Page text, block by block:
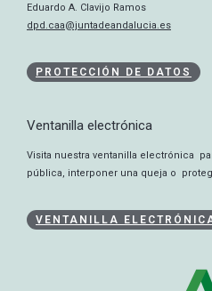
Eduardo A. Clavijo Ramos
dpd.caa@juntadeandalucia.es
PROTECCIÓN DE DATOS
Ventanilla electrónica
Visita nuestra ventanilla electrónica
pública, interponer una queja o
VENTANILLA